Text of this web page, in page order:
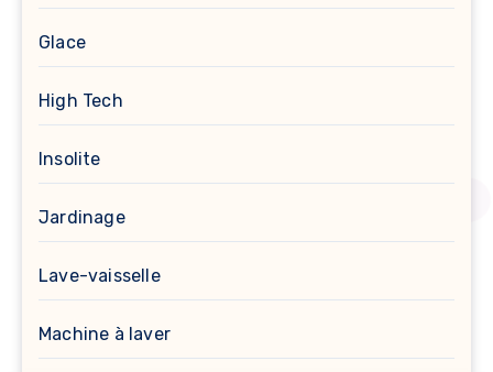
Glace
High Tech
Insolite
Jardinage
Lave-vaisselle
Machine à laver